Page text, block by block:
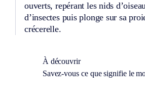
ouverts, repérant les nids
d’insectes puis plonge sur sa
crécerelle.
À découvrir
Savez-vous ce que signifie le